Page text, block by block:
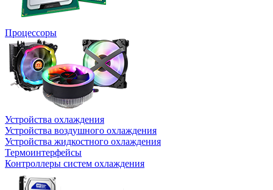
Процессоры
Устройства охлаждения
Устройства воздушного охлаждения
Устройства жидкостного охлаждения
Термоинтерфейсы
Контроллеры систем охлаждения